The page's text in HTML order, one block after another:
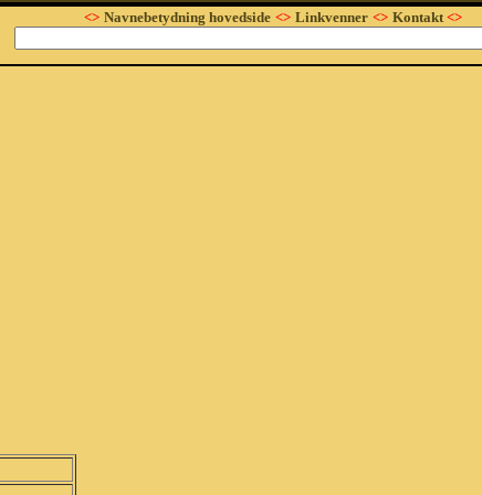
<> Navnebetydning hovedside <> Linkvenner <> Kontakt<>